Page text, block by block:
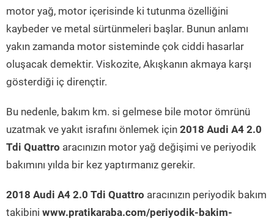
motor yağ, motor içerisinde ki tutunma özelliğini
kaybeder ve metal sürtünmeleri başlar. Bunun anlamı
yakın zamanda motor sisteminde çok ciddi hasarlar
oluşacak demektir. Viskozite, Akışkanın akmaya karşı
gösterdiği iç dirençtir.
Bu nedenle, bakım km. si gelmese bile motor ömrünü
uzatmak ve yakıt israfını önlemek için 2018 Audi A4 2.0
Tdi Quattro aracınızın motor yağ değişimi ve periyodik
bakımını yılda bir kez yaptırmanız gerekir.
2018 Audi A4 2.0 Tdi Quattro aracınızın periyodik bakım
takibini www.pratikaraba.com/periyodik-bakim-